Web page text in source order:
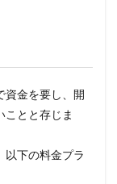
資金を要し、開
ことと存じま
以下の料金プラ